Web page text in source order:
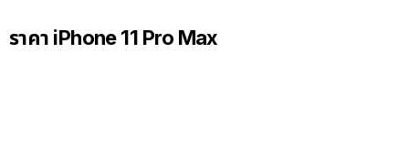
ราคา iPhone 11 Pro Max